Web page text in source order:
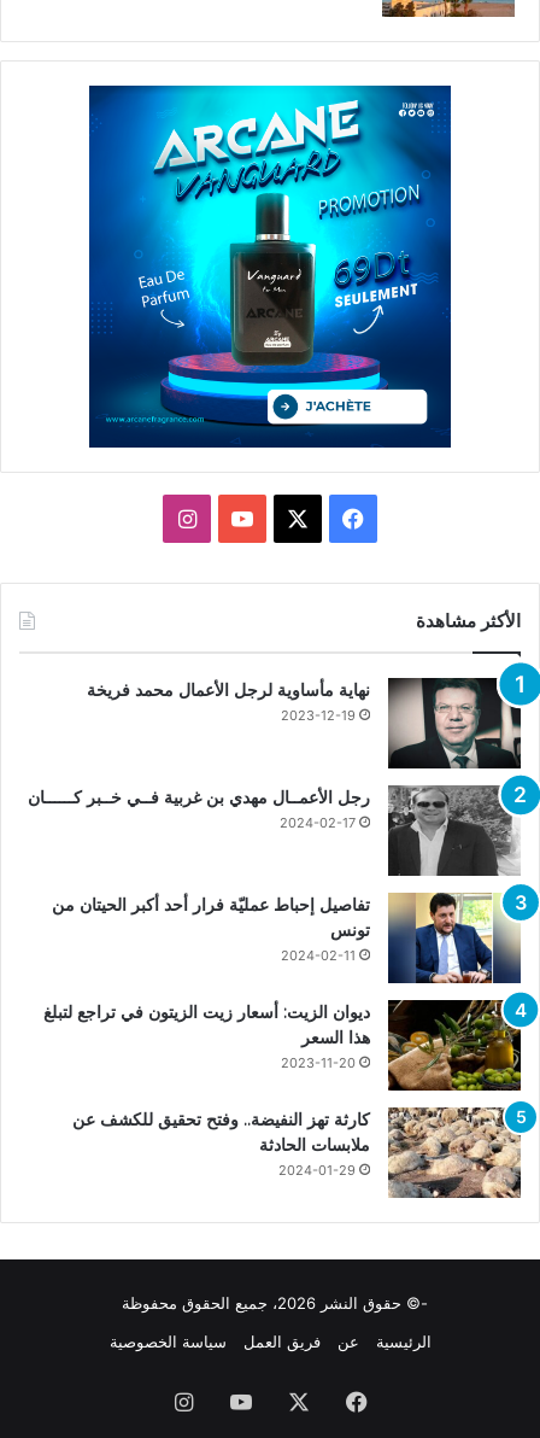
فيسبوك يوتيوبانستقرام
الأكثر مشاهدة
نهاية مأساوية لرجل الأعمال محمد فريخة
2023-12-19
رجل الأعمــال مهدي بن غربية فــي خــبر كــــــان
2024-02-17
تفاصيل إحباط عمليّة فرار أحد أكبر الحيتان من
تونس
2024-02-11
ديوان الزيت: أسعار زيت الزيتون في تراجع لتبلغ
هذا السعر
2023-11-20
كارثة تهز النفيضة.. وفتح تحقيق للكشف عن
ملابسات الحادثة
2024-01-29
-© حقوق النشر 2026، جميع الحقوق محفوظة
الرئيسية
عن فريق العمل سياسة الخصوصية
فيسبوك يوتيوبانستقرام